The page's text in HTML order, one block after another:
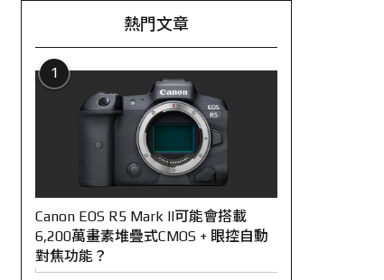
熱門文章
1
Canon EOS R5 Mark II可能會搭載
6,200萬畫素堆疊式CMOS + 眼控自動
對焦功能？